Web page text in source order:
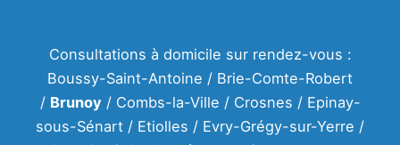
Consultations à domicile sur rendez-vous :
Boussy-Saint-Antoine / Brie-Comte-Robert
/ Brunoy/ Combs-la-Ville / Crosnes / Epinay-
sous-Sénart / Etiolles / Evry-Grégy-sur-Yerre /